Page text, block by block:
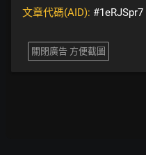
文章代碼(AID): #1eRJSpr7
關閉廣告 方便截圖